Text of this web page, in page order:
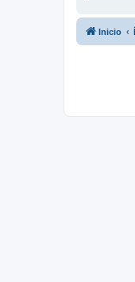
Inicio